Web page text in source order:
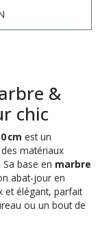
&
chic
cm est un
matériaux
. Sa base en marbre
abat‑jour en
et élégant, parfait
ou un bout de